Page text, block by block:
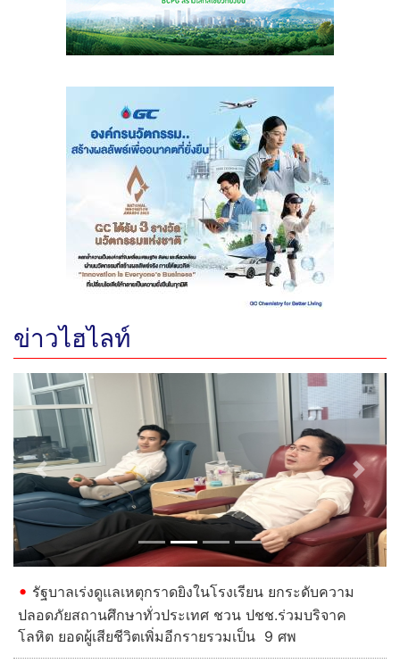
ข่าวไฮไลท์
Previous Next
รัฐบาลเร่งดูแลเหตุกราดยิงในโรงเรียน ยกระดับความ
ปลอดภัยสถานศึกษาทั่วประเทศ ชวน ปชช.ร่วมบริจาค
โลหิต ยอดผู้เสียชีวิตเพิ่มอีกรายรวมเป็น 9 ศพ